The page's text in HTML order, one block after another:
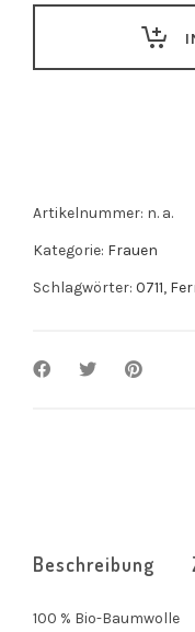
Artikelnummer: n. a.
Kategorie: Frauen
Schlagwörter: 0711,
Beschreibung
100 % Bio-Baumwolle